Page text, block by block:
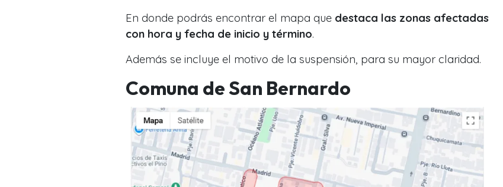
En donde podrás encontrar el mapa que destaca las zonas afectadas
con hora y fecha de inicio y término.
Además se incluye el motivo de la suspensión, para su mayor claridad.
Comuna de San Bernardo